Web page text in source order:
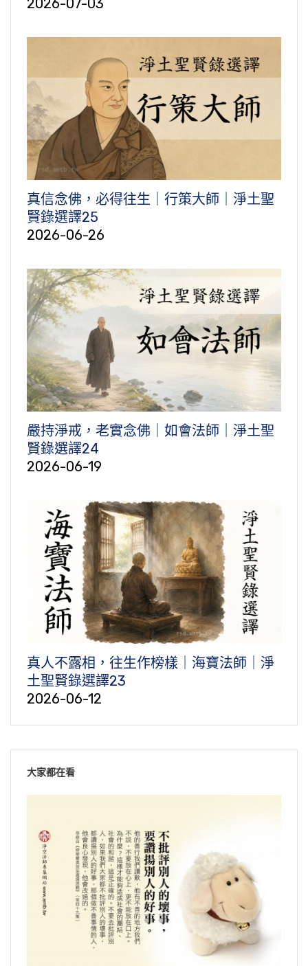
2026-07-03
真信念佛，必得往生｜行策大師｜淨土聖
賢錄選譯25
2026-06-26
嚴持淨戒，老實念佛｜如會法師｜淨土聖
賢錄選譯24
2026-06-19
真人不露相，往生作榜樣｜海寶法師｜淨
土聖賢錄選譯23
2026-06-12
大家都在看